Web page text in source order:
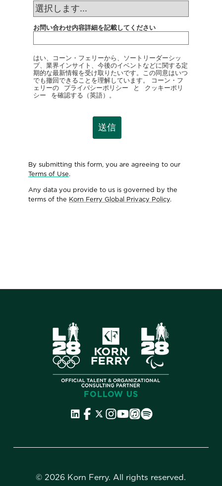
お問い合わせ内容詳細を記載してください
はい、コーン・フェリーから、ソートリーダーシッ
プ、業界インサイト、今後のイベントなどに関する定
期的な最新情報を受け取りたいです。この同意はいつ
でも撤回できることを理解しています。 コーン・フ
ェリーの
プライバシーポリシー と
クッキーポリ
シー
を確認する（英語）。
送信
By submitting this form, you are agreeing to our
Terms of Use.
Any data you provide to us is governed by the
terms of the Korn Ferry Global Privacy Policy.
FOLLOW US
© 2026 Korn Ferry. All rights reserved.